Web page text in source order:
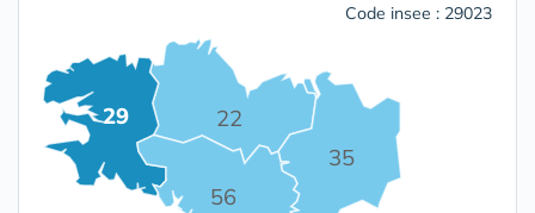
Code insee : 29023
22
29
35
56